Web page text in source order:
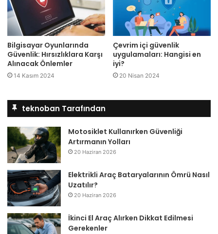
Bilgisayar Oyunlarında
Güvenlik: Hırsızlıklara Karşı
Alınacak Önlemler
14 Kasım 2024
Çevrim içi güvenlik
uygulamaları: Hangisi en
iyi?
20 Nisan 2024
teknoban Tarafından
Motosiklet Kullanırken Güvenliği
Artırmanın Yolları
20 Haziran 2026
Elektrikli Araç Bataryalarının Ömrü Nasıl
Uzatılır?
20 Haziran 2026
İkinci El Araç Alırken Dikkat Edilmesi
Gerekenler